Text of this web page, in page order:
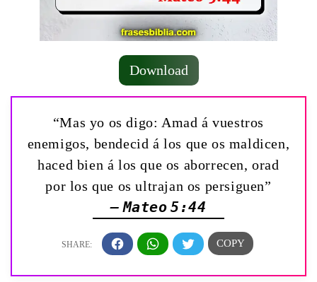
Download
“Mas yo os digo: Amad á vuestros
enemigos, bendecid á los que os maldicen,
haced bien á los que os aborrecen, orad
por los que os ultrajan os persiguen”
— Mateo 5:44